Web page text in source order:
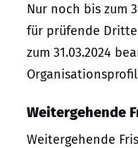
Nur noch bis zum
für prüfende
zum 31.03.2024
Weitergehende
Weitergehende